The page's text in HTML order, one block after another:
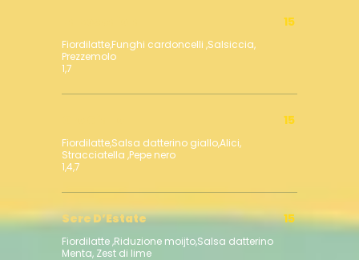
Fiordilatte,Funghi cardoncelli ,Salsiccia,
Prezzemolo
1,7
15
Fiordilatte,Salsa datterino giallo,Alici,
Stracciatella ,Pepe nero
1,4,7
15
Sere D’Estate
Fiordilatte ,Riduzione moijto,Salsa datterino
Menta, Zest di lime
15